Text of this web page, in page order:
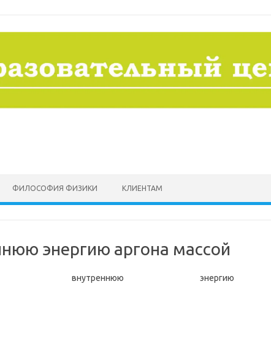
ФИЛОСОФИЯ ФИЗИКИ КЛИЕНТАМ
энергию аргона массой
внутреннюю